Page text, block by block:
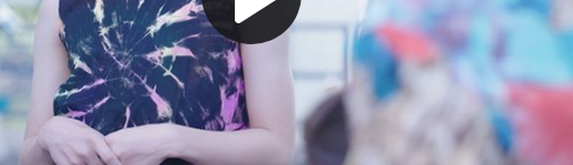
Play
Video